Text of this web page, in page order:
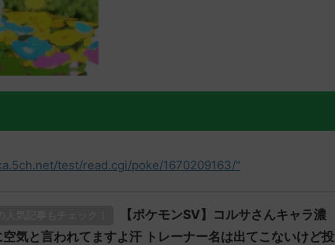
test/read.cgi/poke/1670209163/"
【ポケモンSV】コルサさんキャラ濃
空気と言われてますよ汗 トレーナー名は出てこないけど投